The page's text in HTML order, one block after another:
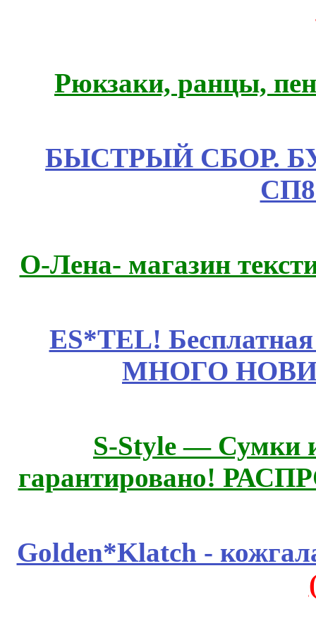
Рюкзаки, ранцы,
БЫСТРЫЙ СБОР.
О-Лена- магазин
ES*TEL!
МНОГО
S-Style — Сумки
гарантировано!
Golden*Klatch -